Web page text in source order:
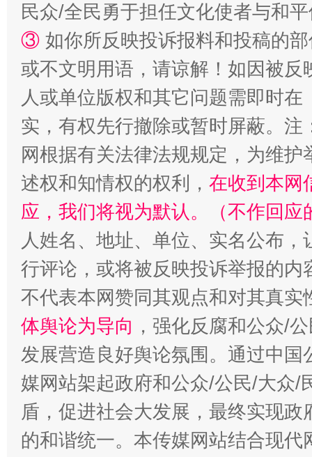
扯下公款旅游的“隐身衣” 如何以
“蜀中异人”王建安的艺术幻境
民众/全民勇于担任文化使者与和
③ 如你所反映投诉报料和投稿的
或不文明用语，请谅解！如因被
人或单位版权和其它问题需即时在
实，有权先行撤除或暂时屏蔽。
网根据有关法律法规规定，为维
述权和知情权的权利， 在收到本网
应，我们将视为默认。（不作回应
人姓名、地址、单位、实名公布
行评论，或将被反映投诉举报的
不代表本网赞同其观点和对其真实
体舆论为导向 ，强化反腐和公众/
发展营造良好舆论氛围。通过中
媒网站架起政府和公众/公民/大众/
盾，促进社会大发展，最终实现
的和谐统一。本传媒网站结合现